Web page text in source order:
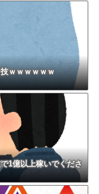
ｗｗｗｗｗｗ
1億以上稼いでくださ